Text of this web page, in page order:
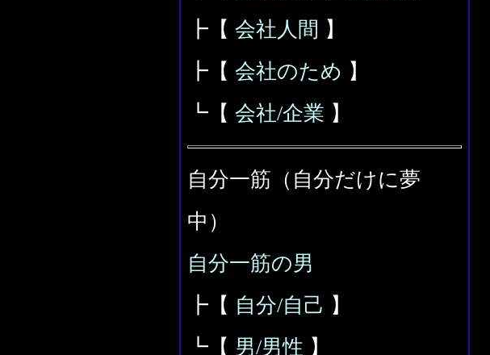
┣【 会社人間 】
┣【 会社のため 】
┗【 会社/企業 】
自分一筋（自分だけに夢
中）
自分一筋の男
┣【 自分/自己 】
┗【 男/男性 】